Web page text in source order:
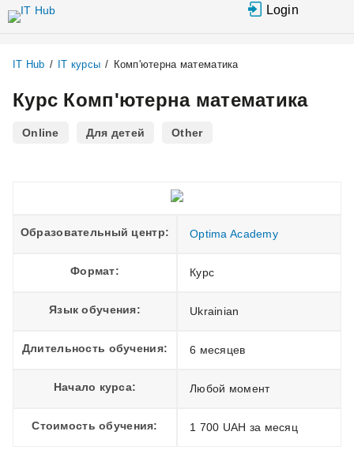
Перейти к основному содержанию
Login
IT Hub / IT курсы / Комп'ютерна математика
Курс Комп'ютерна математика
Online Для детей Other
Образовательный центр: Optima Academy
Формат: Курс
Язык обучения: Ukrainian
Длительность обучения: 6 месяцев
Начало курса: Любой момент
Стоимость обучения: 1 700 UAH за месяц